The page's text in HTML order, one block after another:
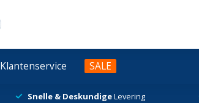
Klantenservice SALE
Snelle & DeskundigeLevering